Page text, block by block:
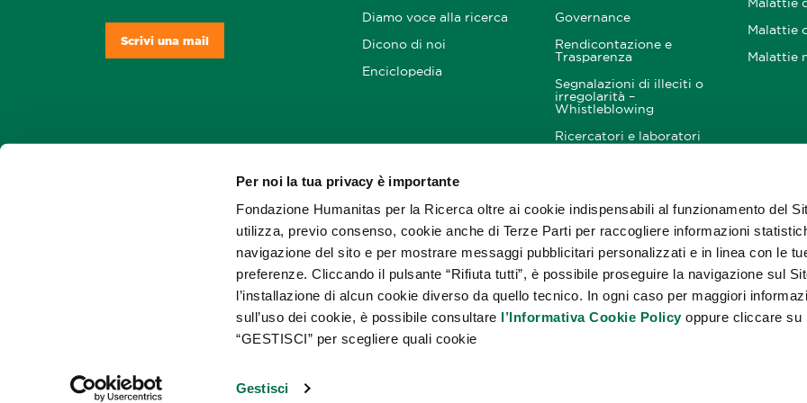
Per noi la tua privacy è importante
Fondazione Humanitas per la Ricerca oltre ai cookie indispensabili al funzionamento del
utilizza, previo consenso, cookie anche di Terze Parti per raccogliere informazioni
navigazione del sito e per mostrare messaggi pubblicitari personalizzati e in linea con le
preferenze. Cliccando il pulsante “Rifiuta tutti”, è possibile proseguire la navigazione sul
l’installazione di alcun cookie diverso da quello tecnico. In ogni caso per maggiori
sull’uso dei cookie, è possibile consultare l’Informativa Cookie Policyoppure cliccare su
“GESTISCI” per scegliere quali cookie
Gestisci
Scrivi una mail
Diamo voce alla ricerca
Dicono di noi
Enciclopedia
Governance
Rendicontazione e
Trasparenza
Segnalazioni di illeciti o
irregolarità –
Whistleblowing
Ricercatori e laboratori
Malattie
Malattie
Sostenitori
Donazioni
5×1000
Lasciti testamentari
Corporate engagement
noi